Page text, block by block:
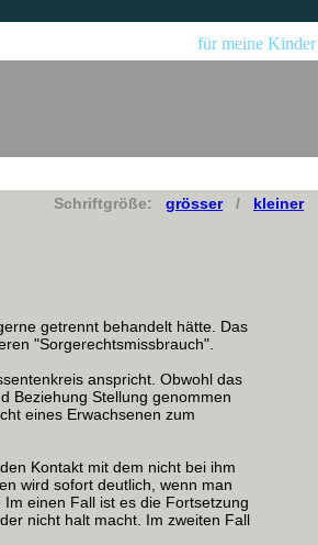
für meine Kinder
Schriftgröße: grösser/ kleiner
getrennt behandelt hätte. Das
"Sorgerechtsmissbrauch".
anspricht. Obwohl das
Beziehung Stellung genommen
eines Erwachsenen zum
Kontakt mit dem nicht bei ihm
wird sofort deutlich, wenn man
einen Fall ist es die Fortsetzung
nicht halt macht. Im zweiten Fall